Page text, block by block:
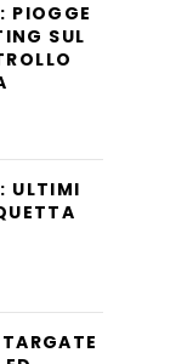
PIOGGE
SUL
ULTIMI